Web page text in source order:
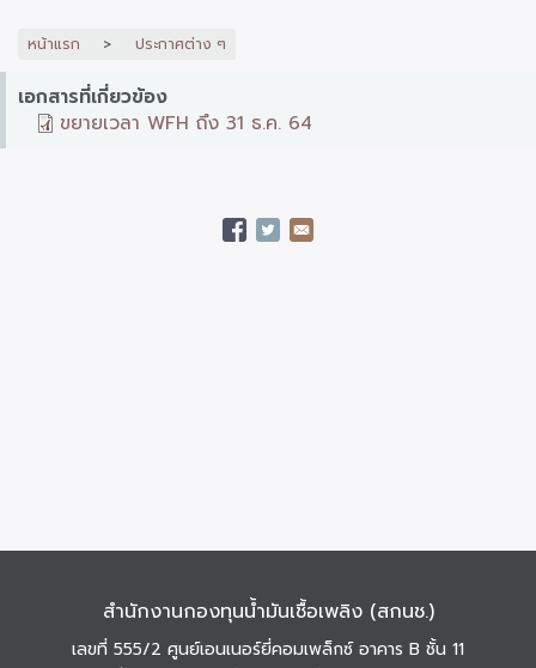
หน้าแรก ประกาศต่าง ๆ
เอกสารที่เกี่ยวข้อง
ขยายเวลา WFH ถึง 31 ธ.ค. 64
สำนักงานกองทุนน้ำมันเชื้อเพลิง (สกนช.)
เลขที่ 555/2 ศูนย์เอนเนอร์ยี่คอมเพล็กซ์ อาคาร B ชั้น 11